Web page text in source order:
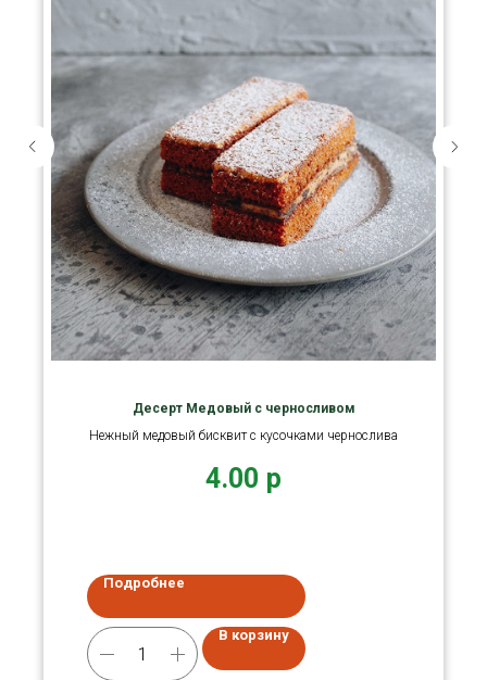
Десерт Медовый с черносливом
Нежный медовый бисквит с кусочками чернослива
4.00 р
Подробнее
В корзину